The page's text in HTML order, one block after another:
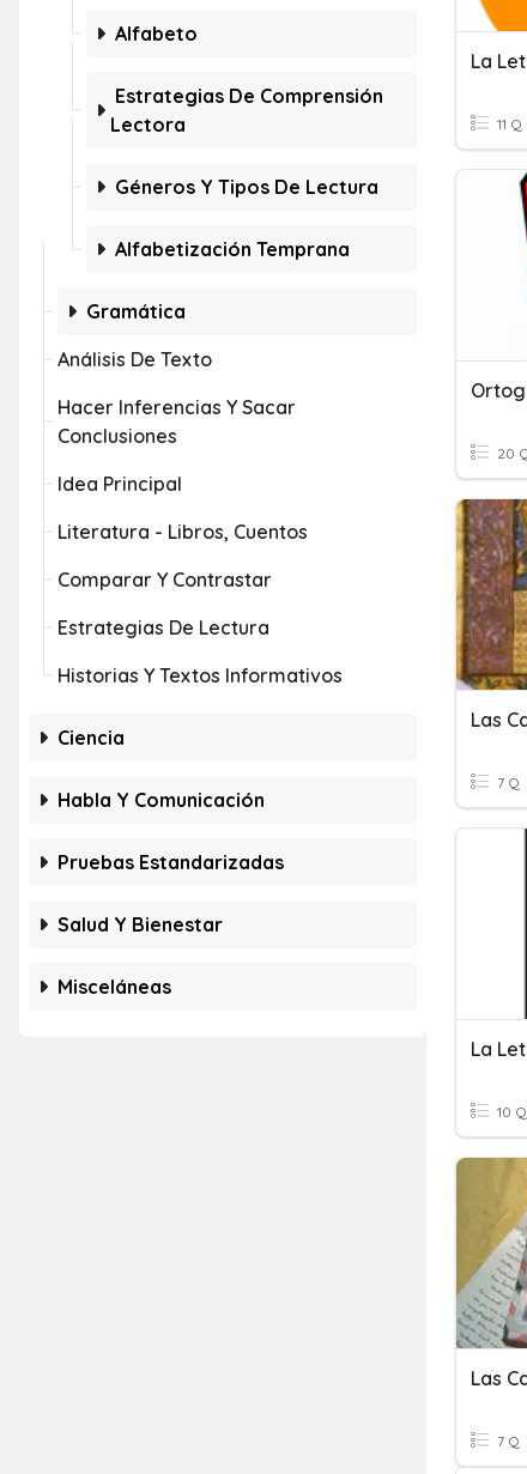
Alfabeto
Estrategias De Comprensión
Lectora
Géneros Y Tipos De Lectura
Alfabetización Temprana
Gramática
Análisis De Texto
Hacer Inferencias Y Sacar
Conclusiones
Idea Principal
Literatura - Libros, Cuentos
Comparar Y Contrastar
Estrategias De Lectura
Historias Y Textos Informativos
Ciencia
Habla Y Comunicación
Pruebas Estandarizadas
Salud Y Bienestar
Misceláneas
La
11 Q
20
Las
7 Q
La
10 Q
Las
7 Q